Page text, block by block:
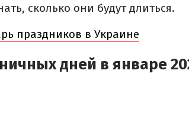
сколько они будут длиться.
праздников в Украине
дней в январе